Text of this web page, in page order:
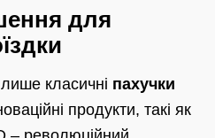
для
класичні пахучки
продукти, такі як